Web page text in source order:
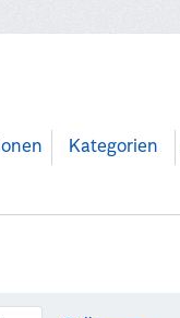
Kategorien